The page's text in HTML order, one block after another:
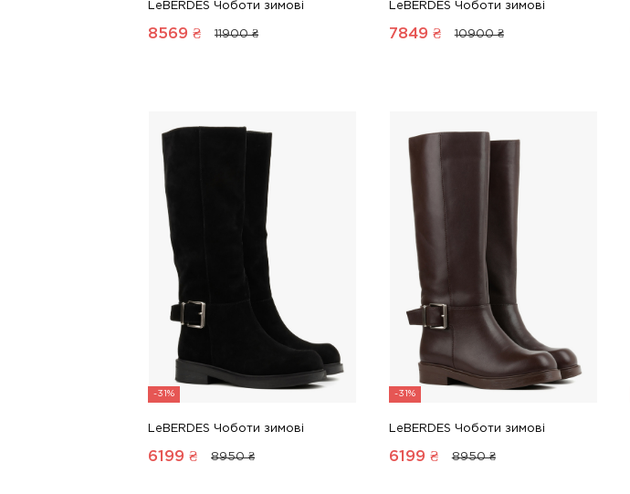
LeBERDES Чоботи зимові
8569 ₴ 11900 ₴
LeBERDES Чоботи зимові
7849 ₴ 10900 ₴
-31%
LeBERDES Чоботи зимові
6199 ₴ 8950 ₴
-31%
LeBERDES Чоботи зимові
6199 ₴ 8950 ₴